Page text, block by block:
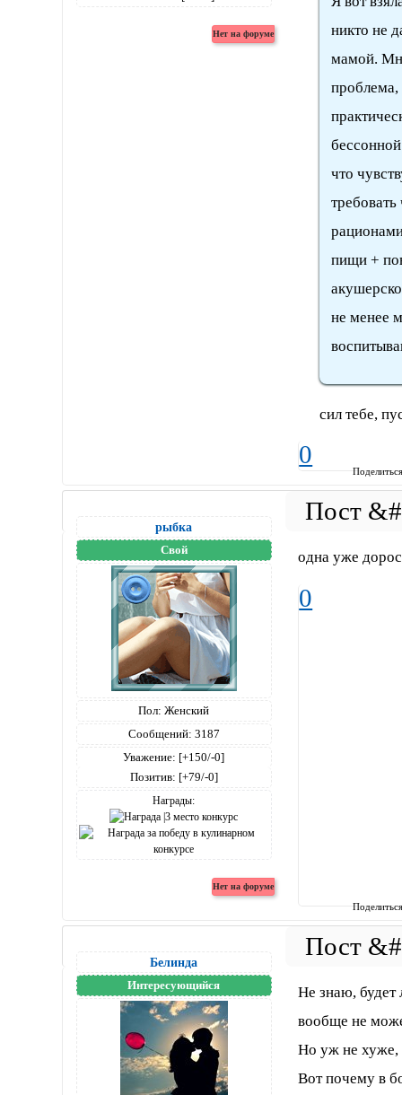
никто не
мамой.
проблема,
что
пищи +
не менее
сил тебе,
0
рыбка
Свой
Пол: Женский
Сообщений: 3187
Уважение: [+150/-0]
Позитив: [+79/-0]
Награды:
одна уже
0
Белинда
Интересующийся
Не знаю, будет
вообще не
Но уж не хуже,
Вот почему в